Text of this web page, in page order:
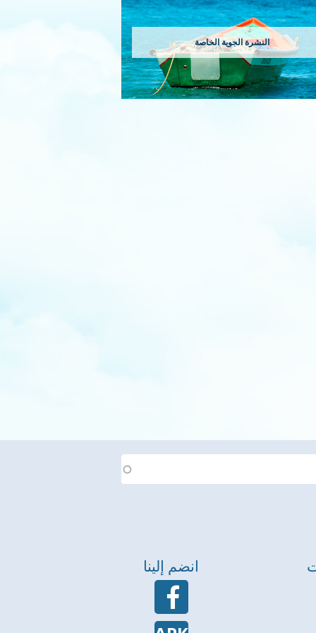
النشرة الجوية الخاصة
انضم إلينا